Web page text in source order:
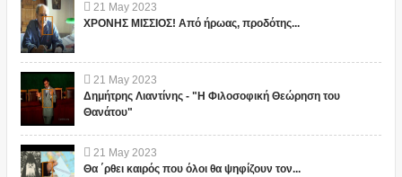
21 May 2023
ΧΡΟΝΗΣ ΜΙΣΣΙΟΣ! Από ήρωας, προδότης...
21 May 2023
Δημήτρης Λιαντίνης - "Η Φιλοσοφική Θεώρηση του
Θανάτου"
21 May 2023
Θα ΄ρθει καιρός που όλοι θα ψηφίζουν τον...